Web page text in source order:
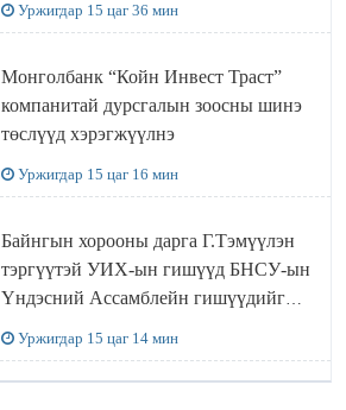
Уржигдар 15 цаг 36 мин
Монголбанк “Койн Инвест Траст”
компанитай дурсгалын зоосны шинэ
төслүүд хэрэгжүүлнэ
Уржигдар 15 цаг 16 мин
Байнгын хорооны дарга Г.Тэмүүлэн
тэргүүтэй УИХ-ын гишүүд БНСУ-ын
Үндэсний Ассамблейн гишүүдийг
Уржигдар 15 цаг 14 мин